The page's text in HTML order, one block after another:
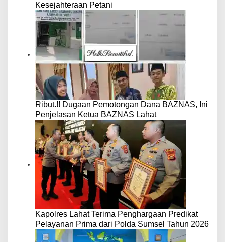
Kesejahteraan Petani
Ribut.!! Dugaan Pemotongan Dana BAZNAS, Ini
Penjelasan Ketua BAZNAS Lahat
Kapolres Lahat Terima Penghargaan Predikat
Pelayanan Prima dari Polda Sumsel Tahun 2026